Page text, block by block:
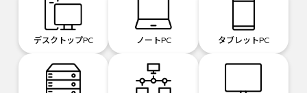
デスクトップPC ノートPC タブレットPC